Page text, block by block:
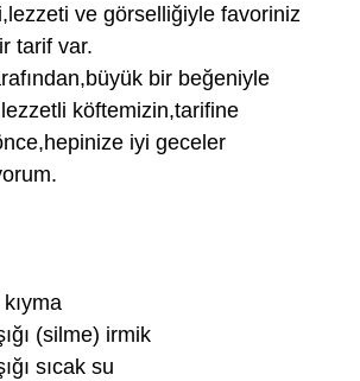
ve görselliğiyle favoriniz
tarif var.
bir beğeniyle
köftemizin,tarifine
iyi geceler
(silme) irmik
sıcak su